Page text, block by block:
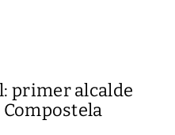
primer alcalde